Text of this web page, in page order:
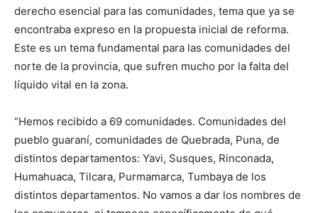
derecho esencial para las comunidades, tema que ya se
encontraba expreso en la propuesta inicial de reforma.
Este es un tema fundamental para las comunidades del
norte de la provincia, que sufren mucho por la falta del
líquido vital en la zona.
“Hemos recibido a 69 comunidades. Comunidades del
pueblo guaraní, comunidades de Quebrada, Puna, de
distintos departamentos: Yavi, Susques, Rinconada,
Humahuaca, Tilcara, Purmamarca, Tumbaya de los
distintos departamentos. No vamos a dar los nombres de